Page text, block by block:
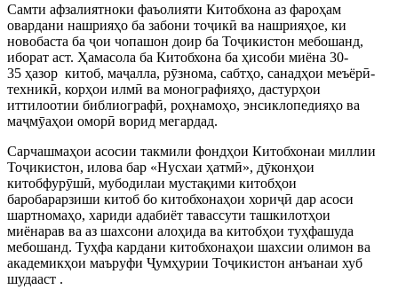
Самти афзалиятноки фаъолияти Китобхона аз фароҳам
овардани нашрияҳо ба забони тоҷикӣ ва нашрияҳое, ки
новобаста ба ҷои чопашон доир ба Тоҷикистон мебошанд,
иборат аст. Ҳамасола ба Китобхона ба ҳисоби миёна 30-
35 ҳазор китоб, маҷалла, рӯзнома, сабтҳо, санадҳои меъёрӣ-
техникӣ, корҳои илмӣ ва монографияҳо, дастурҳои
иттилоотии библиографӣ, роҳнамоҳо, энсиклопедияҳо ва
маҷмӯаҳои оморӣ ворид мегардад.
Сарчашмаҳои асосии такмили фондҳои Китобхонаи миллии
Тоҷикистон, илова бар «Нусхаи ҳатмӣ», дӯконҳои
китобфурӯшӣ, мубодилаи мустақими китобҳои
баробарарзиши китоб бо китобхонаҳои хориҷӣ дар асоси
шартномаҳо, хариди адабиёт тавассути ташкилотҳои
миёнарав ва аз шахсони алоҳида ва китобҳои туҳфашуда
мебошанд. Туҳфа кардани китобхонаҳои шахсии олимон ва
академикҳои маъруфи Ҷумҳурии Тоҷикистон анъанаи хуб
шудааст .